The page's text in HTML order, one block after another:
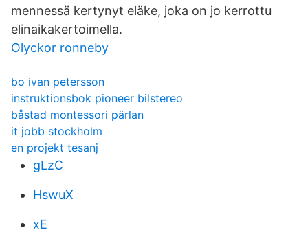
mennessä kertynyt eläke, joka on jo kerrottu
elinaikakertoimella.
Olyckor ronneby
bo ivan petersson
instruktionsbok pioneer bilstereo
båstad montessori pärlan
it jobb stockholm
en projekt tesanj
gLzC
HswuX
xE